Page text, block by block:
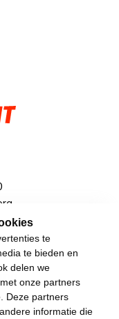
te
te bieden en
delen we
onze partners
Deze partners
informatie die